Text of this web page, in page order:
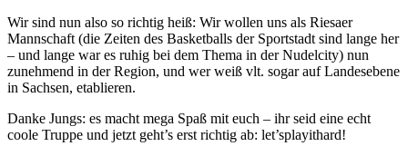
Wir sind nun also so richtig heiß: Wir wollen uns als Riesaer
Mannschaft (die Zeiten des Basketballs der Sportstadt sind lange her
– und lange war es ruhig bei dem Thema in der Nudelcity) nun
zunehmend in der Region, und wer weiß vlt. sogar auf Landesebene
in Sachsen, etablieren.
Danke Jungs: es macht mega Spaß mit euch – ihr seid eine echt
coole Truppe und jetzt geht’s erst richtig ab: let’splayithard!